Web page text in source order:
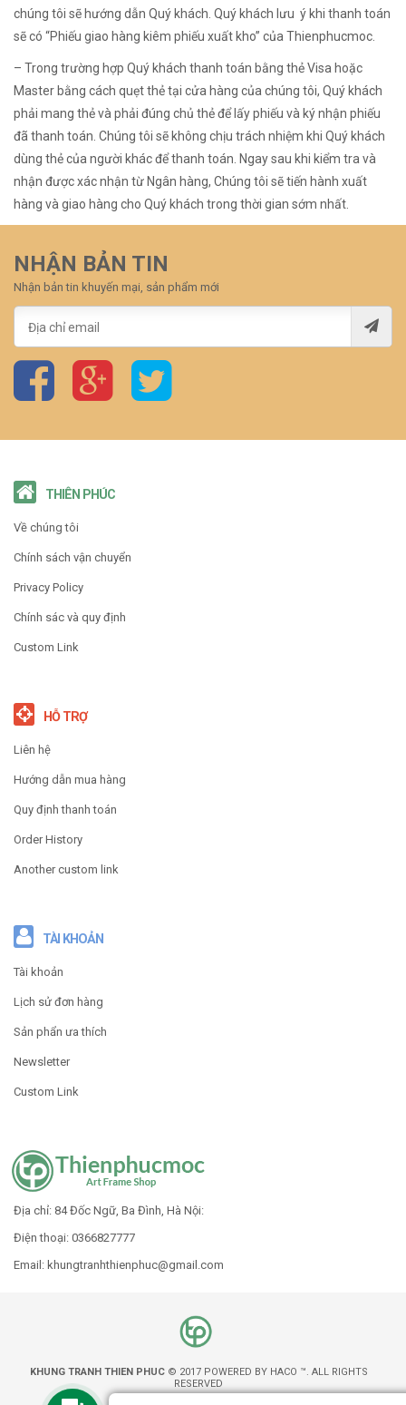
chúng tôi sẽ hướng dẫn Quý khách. Quý khách lưu ý khi thanh toán
sẽ có “Phiếu giao hàng kiêm phiếu xuất kho” của Thienphucmoc.
– Trong trường hợp Quý khách thanh toán bằng thẻ Visa hoặc
Master bằng cách quẹt thẻ tại cửa hàng của chúng tôi, Quý khách
phải mang thẻ và phải đúng chủ thẻ để lấy phiếu và ký nhận phiếu
đã thanh toán. Chúng tôi sẽ không chịu trách nhiệm khi Quý khách
dùng thẻ của người khác để thanh toán. Ngay sau khi kiểm tra và
nhận được xác nhận từ Ngân hàng, Chúng tôi sẽ tiến hành xuất
hàng và giao hàng cho Quý khách trong thời gian sớm nhất.
NHẬN BẢN TIN
Nhận bản tin khuyến mại, sản phẩm mới
THIÊN PHÚC
Về chúng tôi
Chính sách vận chuyển
Privacy Policy
Chính sác và quy định
Custom Link
HỖ TRỢ
Liên hệ
Hướng dẫn mua hàng
Quy định thanh toán
Order History
Another custom link
TÀI KHOẢN
Tài khoản
Lịch sử đơn hàng
Sản phẩn ưa thích
Newsletter
Custom Link
Địa chỉ: 84 Đốc Ngữ, Ba Đình, Hà Nội:
Điện thoại: 0366827777
Email: khungtranhthienphuc@gmail.com
KHUNG TRANH THIEN PHUC© 2017 POWERED BY HACO ™. ALL RIGHTS
RESERVED